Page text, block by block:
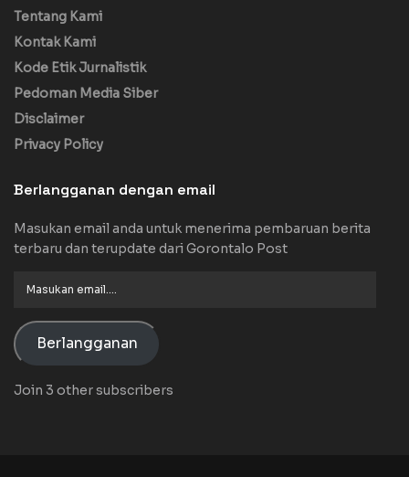
Tentang Kami
Kontak Kami
Kode Etik Jurnalistik
Pedoman Media Siber
Disclaimer
Privacy Policy
Berlangganan dengan email
Masukan email anda untuk menerima pembaruan berita
terbaru dan terupdate dari Gorontalo Post
Berlangganan
Join 3 other subscribers